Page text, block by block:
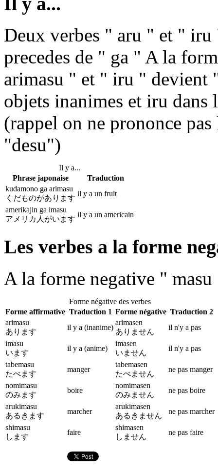
Deux verbes " aru " et "
precedes de " ga " A la
arimasu " et " iru " devient
objets inanimes et iru dans
(rappel on ne prononce
"desu")
Il y a...
Phrase japonaise
Traduction
kudamono ga arimasu
くだものがあります
il y a un fruit
amerikajin ga imasu
アメリカ人がいます
il y a un americain
Les verbes a la forme
A la forme negative "
Forme négative des verbes
Forme affirmative Traduction 1 Forme négative Traduction 2
arimasu
あります
il y a (inanime)
arimasen
ありません
il n'y a pas
imasu
います
il y a (anime)
imasen
いません
il n'y a pas
tabemasu
たべます
manger
tabemasen
たべません
ne pas manger
nomimasu
のみます
boire
nomimasen
のみません
ne pas boire
arukimasu
あるきます
marcher
arukimasen
あるきません
ne pas marcher
shimasu
します
faire
shimasen
しません
ne pas faire